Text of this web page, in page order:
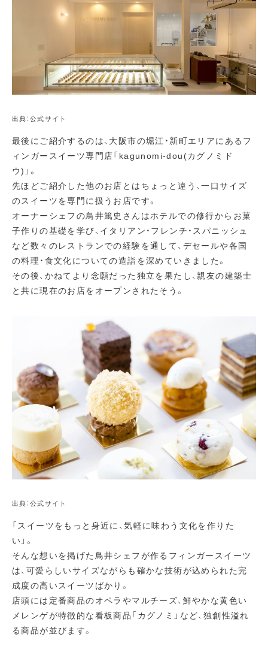
出典：公式サイト
最後にご紹介するのは、大阪市の堀江・新町エリアにあるフ
ィンガースイーツ専門店「kagunomi-dou(カグノミド
ウ)」。
先ほどご紹介した他のお店とはちょっと違う、一口サイズ
のスイーツを専門に扱うお店です。
オーナーシェフの鳥井篤史さんはホテルでの修行からお菓
子作りの基礎を学び、イタリアン・フレンチ・スパニッシュ
など数々のレストランでの経験を通して、デセールや各国
の料理・食文化についての造詣を深めていきました。
その後、かねてより念願だった独立を果たし、親友の建築士
と共に現在のお店をオープンされたそう。
出典：公式サイト
「スイーツをもっと身近に、気軽に味わう文化を作りた
い」。
そんな想いを掲げた鳥井シェフが作るフィンガースイーツ
は、可愛らしいサイズながらも確かな技術が込められた完
成度の高いスイーツばかり。
店頭には定番商品のオペラやマルチーズ、鮮やかな黄色い
メレンゲが特徴的な看板商品「カグノミ」など、独創性溢れ
る商品が並びます。